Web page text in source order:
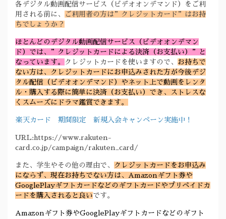
各デジタル動画配信サービス（ビデオオンデマンド）をご利
用される前に、
ご利用者の方は”クレジットカード”はお持
ちでしょうか？
ほとんどのデジタル動画配信サービス（ビデオオンデマン
ド）では、”クレジットカードによる決済（お支払い）”と
なっています。
クレジットカードを使いますので、 お持ちで
ない方は、クレジットカードにお申込みされた方が今後デジ
タル配信（ビデオオンデマンド）やネット上で動画をレンタ
ル・購入する際に簡単に決済（お支払い）でき、ストレスな
くスムーズにドラマ鑑賞できます。
楽天カード 期間限定 新規入会キャンペーン実施中！
URL:https://www.rakuten-
card.co.jp/campaign/rakuten_card/
また、学生やその他の理由で、 クレジットカードをお申込み
にならず、現在お持ちでない方は、Amazonギフト券や
GooglePlayギフトカードなどのギフトカードやプリペイドカ
ードを購入されると良いです。
Amazonギフト券やGooglePlayギフトカードなどのギフト